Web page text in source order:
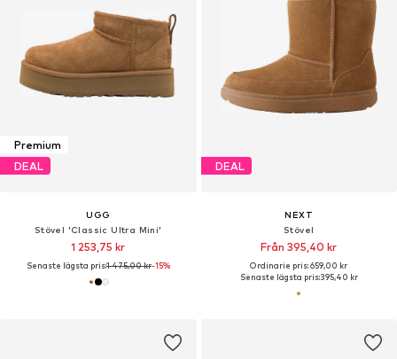
Premium
DEAL
UGG
Stövel 'Classic Ultra Mini'
1 253,75 kr
Senaste lägsta pris:1 475,00 kr-15%
DEAL
NEXT
Stövel
Från 395,40 kr
Ordinarie pris: 659,00 kr
Senaste lägsta pris:395,40 kr